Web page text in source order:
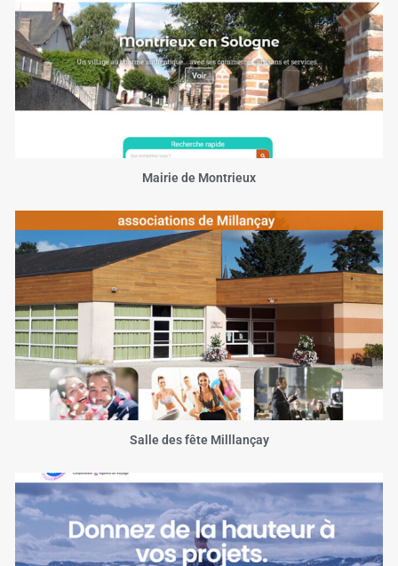
Mairie de Montrieux
Salle des fête Milllançay